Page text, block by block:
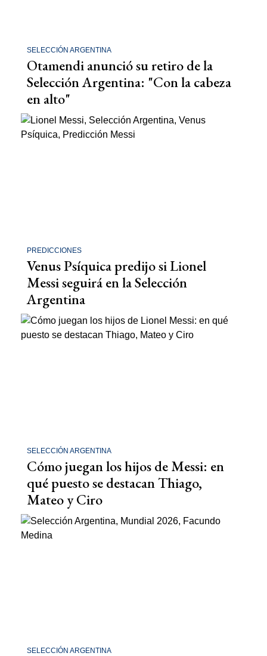
SELECCIÓN ARGENTINA
Otamendi anunció su retiro de la
Selección Argentina: "Con la cabeza
en alto"
PREDICCIONES
Venus Psíquica predijo si Lionel
Messi seguirá en la Selección
Argentina
SELECCIÓN ARGENTINA
Cómo juegan los hijos de Messi: en
qué puesto se destacan Thiago,
Mateo y Ciro
SELECCIÓN ARGENTINA